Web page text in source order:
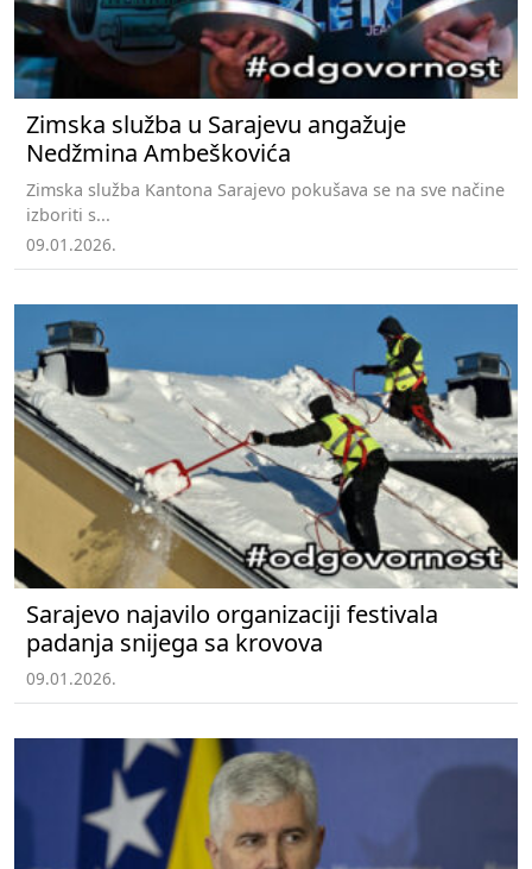
Zimska služba u Sarajevu angažuje
Nedžmina Ambeškovića
Zimska služba Kantona Sarajevo pokušava se na sve načine
izboriti s...
09.01.2026.
Sarajevo najavilo organizaciji festivala
padanja snijega sa krovova
09.01.2026.